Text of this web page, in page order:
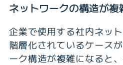
ネットワークの構造が複
企業で使用する社内ネッ
階層化されているケース
ーク構造が複雑になると